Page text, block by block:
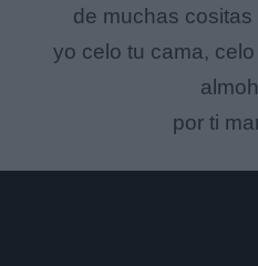
de muchas
yo celo tu cama,
por ti